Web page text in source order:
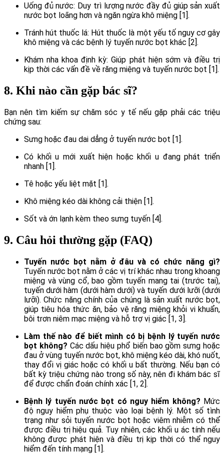
Uống đủ nước: Duy trì lượng nước đầy đủ giúp sản xuất
nước bọt loãng hơn và ngăn ngừa khô miệng [1].
Tránh hút thuốc lá: Hút thuốc là một yếu tố nguy cơ gây
khô miệng và các bệnh lý tuyến nước bọt khác [2].
Khám nha khoa định kỳ: Giúp phát hiện sớm và điều trị
kịp thời các vấn đề về răng miệng và tuyến nước bọt [1].
8. Khi nào cần gặp bác sĩ?
Bạn nên tìm kiếm sự chăm sóc y tế nếu gặp phải các triệu
chứng sau:
Sưng hoặc đau dai dẳng ở tuyến nước bọt [1].
Có khối u mới xuất hiện hoặc khối u đang phát triển
nhanh [1].
Tê hoặc yếu liệt mặt [1].
Khô miệng kéo dài không cải thiện [1].
Sốt và ớn lạnh kèm theo sưng tuyến [4].
9. Câu hỏi thường gặp (FAQ)
Tuyến nước bọt nằm ở đâu và có chức năng gì?
Tuyến nước bọt nằm ở các vị trí khác nhau trong khoang
miệng và vùng cổ, bao gồm tuyến mang tai (trước tai),
tuyến dưới hàm (dưới hàm dưới) và tuyến dưới lưỡi (dưới
lưỡi). Chức năng chính của chúng là sản xuất nước bọt,
giúp tiêu hóa thức ăn, bảo vệ răng miệng khỏi vi khuẩn,
bôi trơn niêm mạc miệng và hỗ trợ vị giác [1, 3].
Làm thế nào để biết mình có bị bệnh lý tuyến nước
bọt không? Các dấu hiệu phổ biến bao gồm sưng hoặc
đau ở vùng tuyến nước bọt, khô miệng kéo dài, khó nuốt,
thay đổi vị giác hoặc có khối u bất thường. Nếu bạn có
bất kỳ triệu chứng nào trong số này, nên đi khám bác sĩ
để được chẩn đoán chính xác [1, 2].
Bệnh lý tuyến nước bọt có nguy hiểm không? Mức
độ nguy hiểm phụ thuộc vào loại bệnh lý. Một số tình
trạng như sỏi tuyến nước bọt hoặc viêm nhiễm có thể
được điều trị hiệu quả. Tuy nhiên, các khối u ác tính nếu
không được phát hiện và điều trị kịp thời có thể nguy
hiểm đến tính mạng [1].